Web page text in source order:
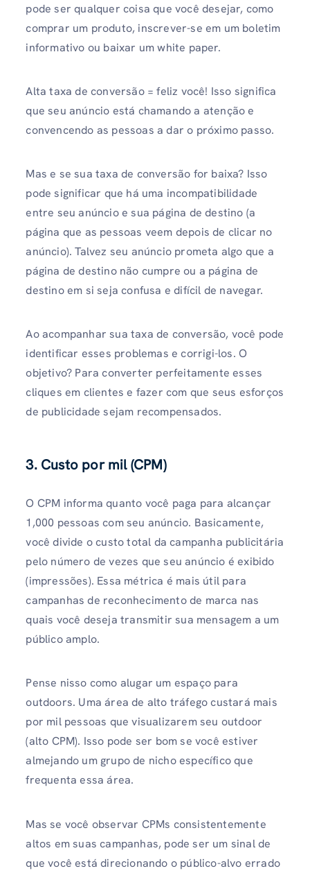
pode ser qualquer coisa que você desejar, como
comprar um produto, inscrever-se em um boletim
informativo ou baixar um white paper.
Alta taxa de conversão = feliz você! Isso significa
que seu anúncio está chamando a atenção e
convencendo as pessoas a dar o próximo passo.
Mas e se sua taxa de conversão for baixa? Isso
pode significar que há uma incompatibilidade
entre seu anúncio e sua página de destino (a
página que as pessoas veem depois de clicar no
anúncio). Talvez seu anúncio prometa algo que a
página de destino não cumpre ou a página de
destino em si seja confusa e difícil de navegar.
Ao acompanhar sua taxa de conversão, você pode
identificar esses problemas e corrigi-los. O
objetivo? Para converter perfeitamente esses
cliques em clientes e fazer com que seus esforços
de publicidade sejam recompensados.
3. Custo por mil (CPM)
O CPM informa quanto você paga para alcançar
1,000 pessoas com seu anúncio. Basicamente,
você divide o custo total da campanha publicitária
pelo número de vezes que seu anúncio é exibido
(impressões). Essa métrica é mais útil para
campanhas de reconhecimento de marca nas
quais você deseja transmitir sua mensagem a um
público amplo.
Pense nisso como alugar um espaço para
outdoors. Uma área de alto tráfego custará mais
por mil pessoas que visualizarem seu outdoor
(alto CPM). Isso pode ser bom se você estiver
almejando um grupo de nicho específico que
frequenta essa área.
Mas se você observar CPMs consistentemente
altos em suas campanhas, pode ser um sinal de
que você está direcionando o público-alvo errado